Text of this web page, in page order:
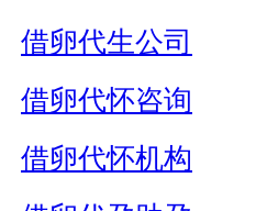
借卵代生公司
借卵代怀咨询
借卵代怀机构